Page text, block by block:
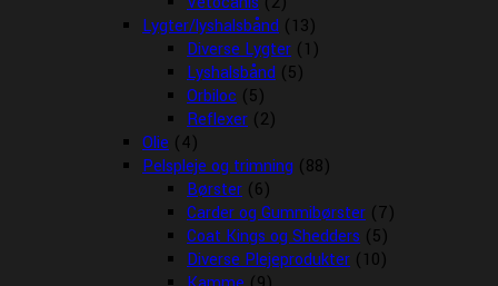
Lygter/lyshalsbånd (13)
Diverse Lygter (1)
Lyshalsbånd (5)
Orbiloc (5)
Reflexer (2)
Olie (4)
Pelspleje og trimning (88)
Børster (6)
Carder og Gummibørster (7)
Coat Kings og Shedders (5)
Diverse Plejeprodukter (10)